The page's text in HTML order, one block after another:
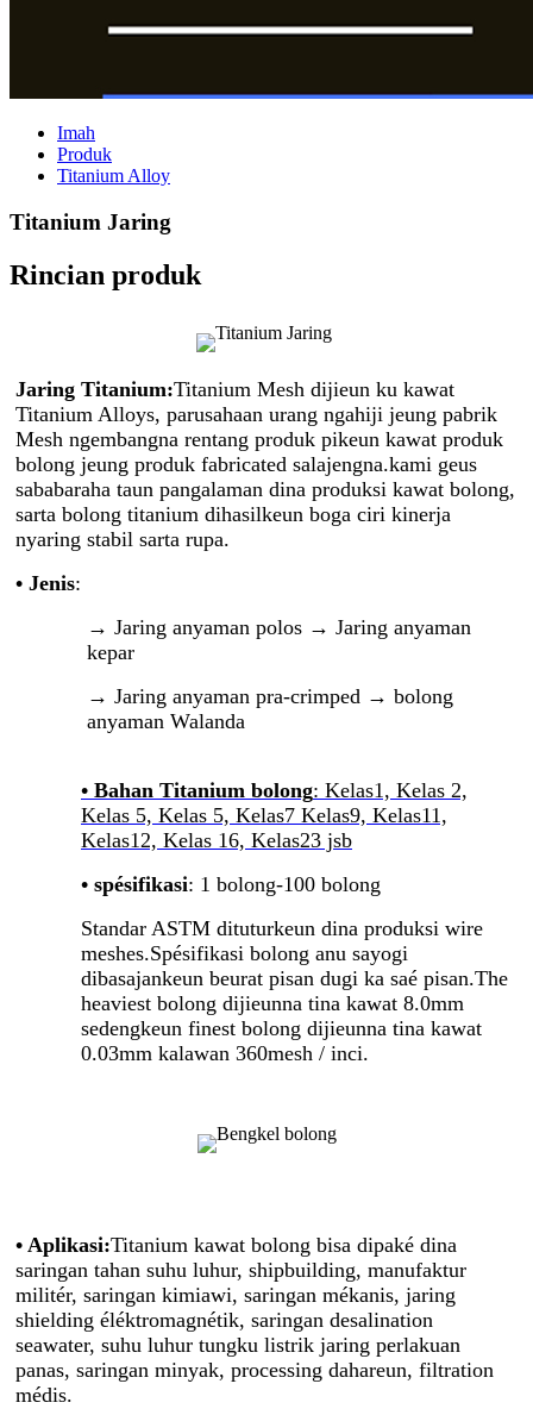
Imah
Produk
Titanium Alloy
Titanium Jaring
Rincian produk
Jaring Titanium:Titanium Mesh dijieun ku kawat
Titanium Alloys, parusahaan urang ngahiji jeung pabrik
Mesh ngembangna rentang produk pikeun kawat produk
bolong jeung produk fabricated salajengna.kami geus
sababaraha taun pangalaman dina produksi kawat bolong,
sarta bolong titanium dihasilkeun boga ciri kinerja
nyaring stabil sarta rupa.
• Jenis:
→ Jaring anyaman polos → Jaring anyaman
kepar
→ Jaring anyaman pra-crimped → bolong
anyaman Walanda
• Bahan Titanium bolong: Kelas1, Kelas 2,
Kelas 5, Kelas 5, Kelas7 Kelas9, Kelas11,
Kelas12, Kelas 16, Kelas23 jsb
• spésifikasi: 1 bolong-100 bolong
Standar ASTM dituturkeun dina produksi wire
meshes.Spésifikasi bolong anu sayogi
dibasajankeun beurat pisan dugi ka saé pisan.The
heaviest bolong dijieunna tina kawat 8.0mm
sedengkeun finest bolong dijieunna tina kawat
0.03mm kalawan 360mesh / inci.
• Aplikasi:Titanium kawat bolong bisa dipaké dina
saringan tahan suhu luhur, shipbuilding, manufaktur
militér, saringan kimiawi, saringan mékanis, jaring
shielding éléktromagnétik, saringan desalination
seawater, suhu luhur tungku listrik jaring perlakuan
panas, saringan minyak, processing dahareun, filtration
médis.